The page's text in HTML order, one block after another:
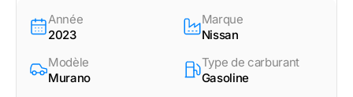
Année
2023
Marque
Nissan
Modèle
Murano
Type de carburant
Gasoline